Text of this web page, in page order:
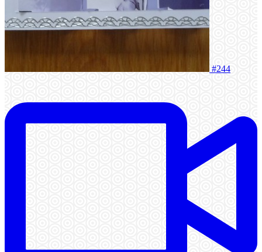
#244